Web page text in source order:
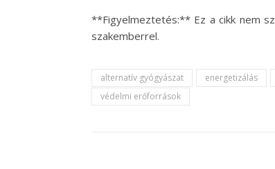
**Figyelmeztetés:** Ez a cikk nem
szakemberrel.
alternatív gyógyászat energetizálás
védelmi erőforrások